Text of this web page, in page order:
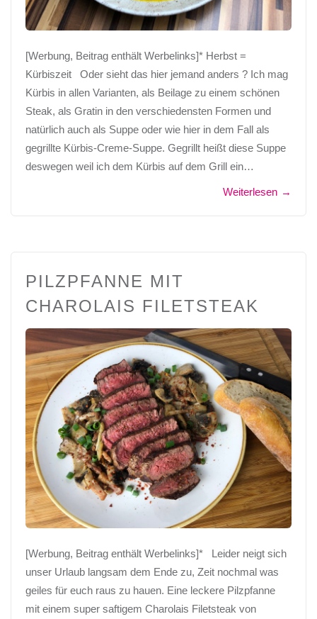
[Werbung, Beitrag enthält Werbelinks]* Herbst =
Kürbiszeit Oder sieht das hier jemand anders ? Ich mag
Kürbis in allen Varianten, als Beilage zu einem schönen
Steak, als Gratin in den verschiedensten Formen und
natürlich auch als Suppe oder wie hier in dem Fall als
gegrillte Kürbis-Creme-Suppe. Gegrillt heißt diese Suppe
deswegen weil ich dem Kürbis auf dem Grill ein…
Weiterlesen →
PILZPFANNE MIT
CHAROLAIS FILETSTEAK
[Werbung, Beitrag enthält Werbelinks]* Leider neigt sich
unser Urlaub langsam dem Ende zu, Zeit nochmal was
geiles für euch raus zu hauen. Eine leckere Pilzpfanne
mit einem super saftigem Charolais Filetsteak von